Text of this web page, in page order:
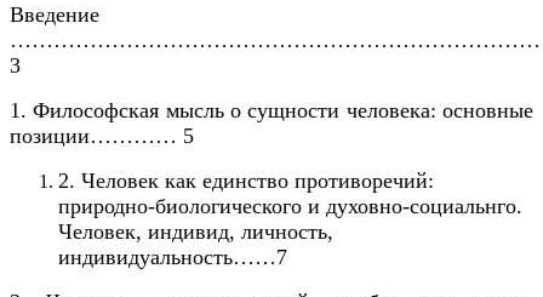
Введение
3
1. Философская мысль о сущности человека: основные
позиции………… 5
2. Человек как единство противоречий:
природно-биологического и духовно-социальнго.
Человек, индивид, личность,
индивидуальность……7